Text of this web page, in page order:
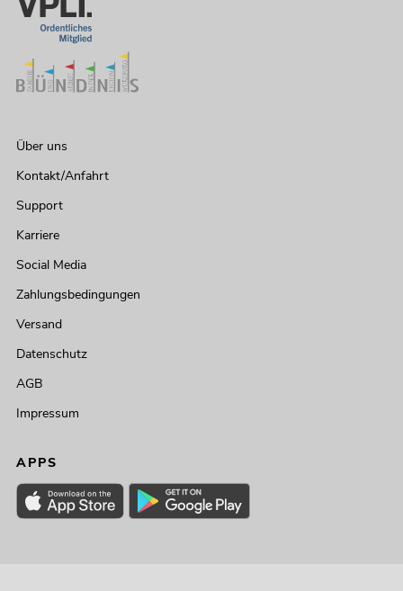
Über uns
Kontakt/Anfahrt
Support
Karriere
Social Media
Zahlungsbedingungen
Versand
Datenschutz
AGB
Impressum
APPS